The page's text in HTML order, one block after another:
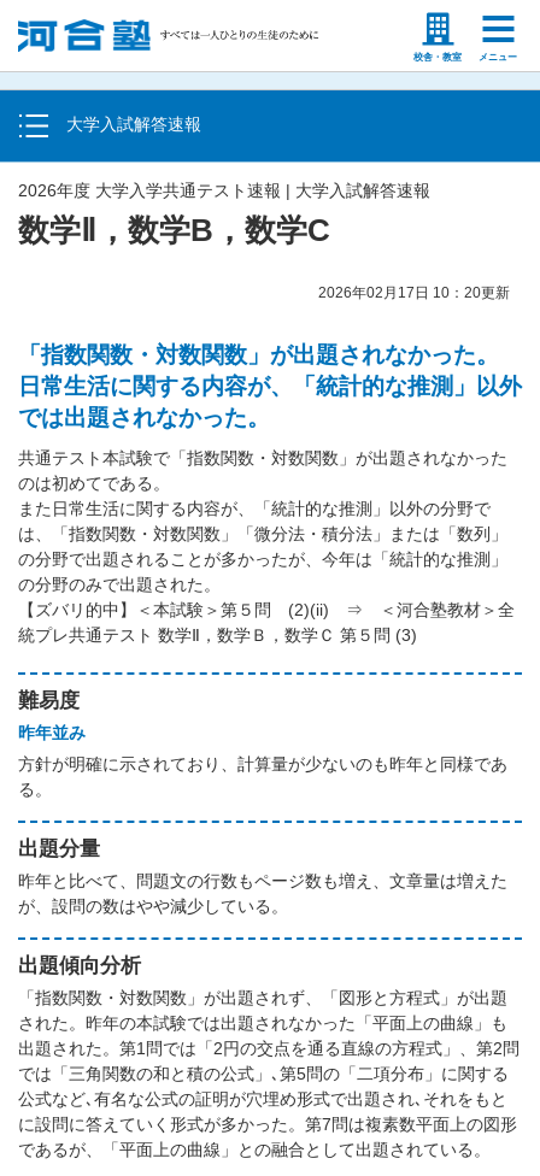
校舎・教室 メニュー
塾生の方 高等学校の先生
大学入試解答速報
大学入学共通テスト速報
国立大二次試験・私立大入試解答速報
数学Ⅱ，数学B，数学C
2026年度 大学入学共通テスト速報 | 大学入試解答速報
2026年02月17日 10：20更新
「指数関数・対数関数」が出題されなかった。
日常生活に関する内容が、「統計的な推測」以外
では出題されなかった。
共通テスト本試験で「指数関数・対数関数」が出題されなかった
のは初めてである。
また日常生活に関する内容が、「統計的な推測」以外の分野で
は、「指数関数・対数関数」「微分法・積分法」または「数列」
の分野で出題されることが多かったが、今年は「統計的な推測」
の分野のみで出題された。
【ズバリ的中】＜本試験＞第５問 (2)(ii) ⇒ ＜河合塾教材＞全
統プレ共通テスト 数学Ⅱ，数学Ｂ，数学Ｃ 第５問 (3)
難易度
昨年並み
方針が明確に示されており、計算量が少ないのも昨年と同様であ
る。
出題分量
昨年と比べて、問題文の行数もページ数も増え、文章量は増えた
が、設問の数はやや減少している。
出題傾向分析
「指数関数・対数関数」が出題されず、「図形と方程式」が出題
された。昨年の本試験では出題されなかった「平面上の曲線」も
出題された。第1問では「2円の交点を通る直線の方程式」、第2問
では「三角関数の和と積の公式」､第5問の「二項分布」に関する
公式など､有名な公式の証明が穴埋め形式で出題され､それをもと
に設問に答えていく形式が多かった。第7問は複素数平面上の図形
であるが、「平面上の曲線」との融合として出題されている。